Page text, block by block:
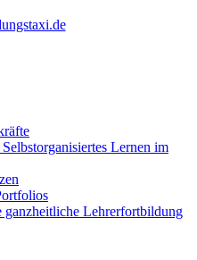
Lernen im
ganzheitliche Lehrerfortbildung